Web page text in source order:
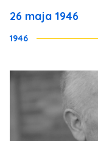
26 maja 1946
1946